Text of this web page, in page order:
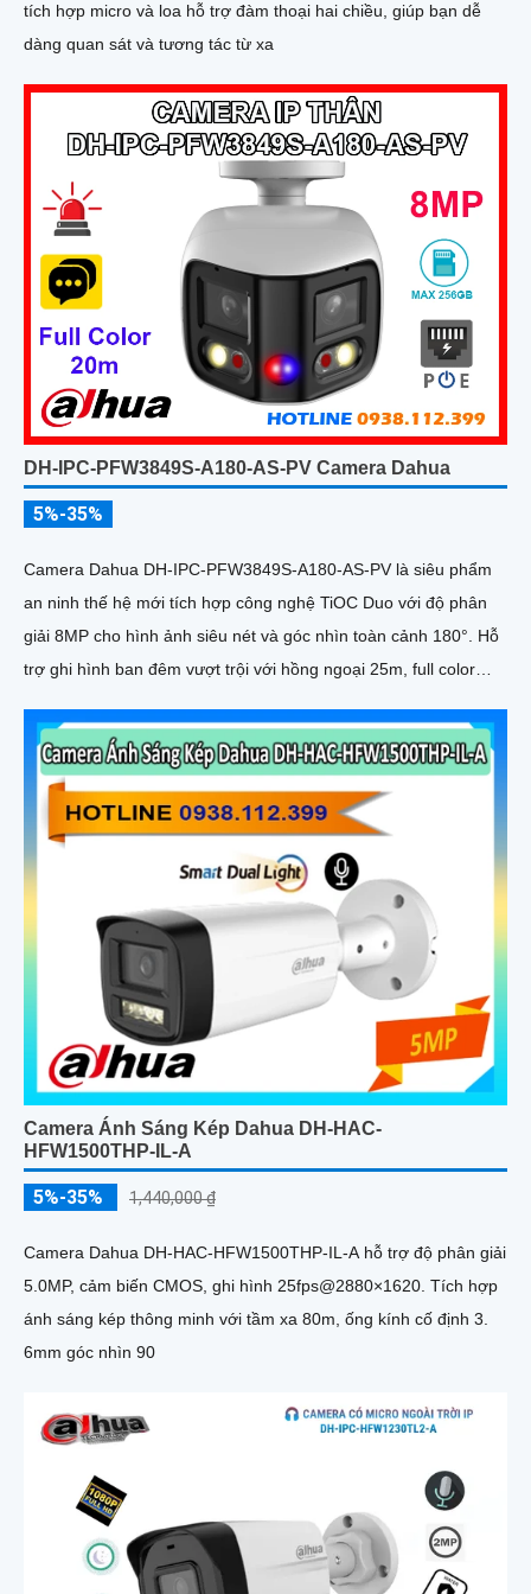
tích hợp micro và loa hỗ trợ đàm thoại hai chiều, giúp bạn dễ
dàng quan sát và tương tác từ xa
DH-IPC-PFW3849S-A180-AS-PV Camera Dahua
5%-35%
Camera Dahua DH-IPC-PFW3849S-A180-AS-PV là siêu phẩm
an ninh thế hệ mới tích hợp công nghệ TiOC Duo với độ phân
giải 8MP cho hình ảnh siêu nét và góc nhìn toàn cảnh 180°. Hỗ
trợ ghi hình ban đêm vượt trội với hồng ngoại 25m, full color
đáp ứng nhu cầu lưu trữ dài hạn, thiết kế chuẩn IP67 chống bụi
nước, cấp nguồn POE
Camera Ánh Sáng Kép Dahua DH-HAC-
HFW1500THP-IL-A
5%-35% 1,440,000 ₫
Camera Dahua DH-HAC-HFW1500THP-IL-A hỗ trợ độ phân giải
5.0MP, cảm biến CMOS, ghi hình 25fps@2880×1620. Tích hợp
ánh sáng kép thông minh với tầm xa 80m, ống kính cố định 3.
6mm góc nhìn 90